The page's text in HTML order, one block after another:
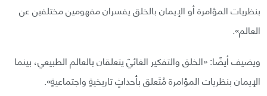
بنظريات المؤامرة أو الإيمان بالخلق يفسران مفهومين مختلفين عن
العالم».
ويضيف أيضًا: «الخلق والتفكير الغائيّ يتعلقان بالعالم الطبيعي، بينما
الإيمان بنظريات المؤامرة مُتَعلق بأحداثٍ تاريخيةٍ واجتماعيةٍ».